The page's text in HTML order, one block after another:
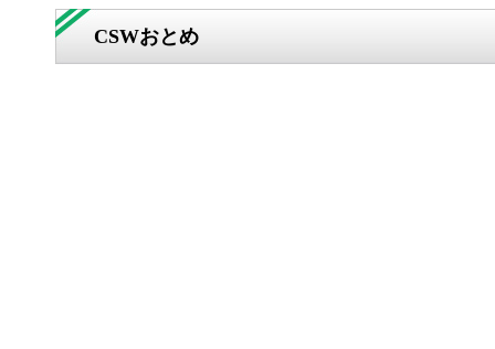
CSWおとめ